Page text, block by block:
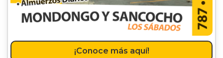
¡Conoce más aquí!